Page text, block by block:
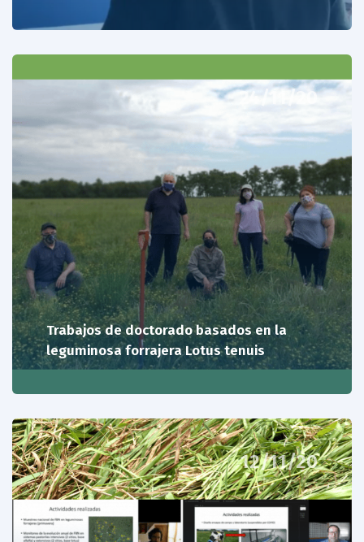
24/11/20
Trabajos de doctorado basados en la
leguminosa forrajera Lotus tenuis
12/11/20